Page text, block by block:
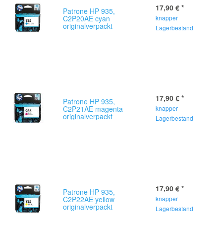
Patrone HP 935,
C2P20AE cyan
originalverpackt
17,90 € *
knapper
Lagerbestand
Patrone HP 935,
C2P21AE magenta
originalverpackt
17,90 € *
knapper
Lagerbestand
Patrone HP 935,
C2P22AE yellow
originalverpackt
17,90 € *
knapper
Lagerbestand